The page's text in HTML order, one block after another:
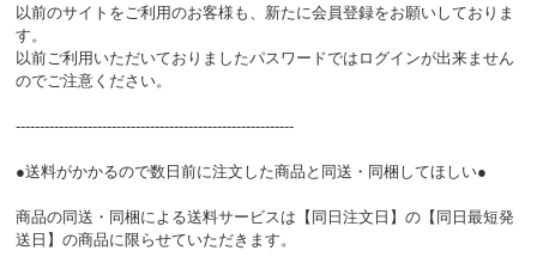
以前のサイトをご利用のお客様も、新たに会員登録をお願いしておりま
す。
以前ご利用いただいておりましたパスワードではログインが出来ません
のでご注意ください。
----------------------------------------------------------
●送料がかかるので数日前に注文した商品と同送・同梱してほしい●
商品の同送・同梱による送料サービスは【同日注文日】の【同日最短発
送日】の商品に限らせていただきます。